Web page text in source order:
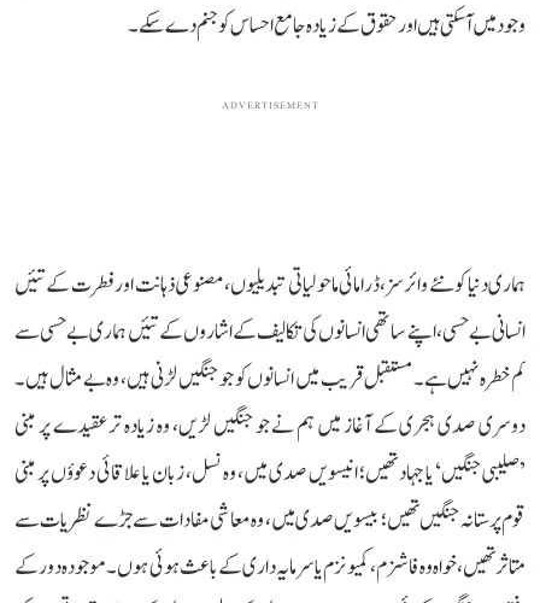
وجود میں آ سکتی ہیں اور حقوق کے زیادہ جامع احساس کو جنم دے سکے۔
ADVERTISEMENT
ہماری دنیا کو نئے وائرسز، ڈرامائی ماحولیاتی تبدیلیوں، مصنوعی ذہانت اور فطرت کے تئیں
انسانی بے حسی، اپنے ساتھی انسانوں کی تکالیف کے اشاروں کے تئیں ہماری بے حسی سے
کم خطرہ نہیں ہے۔ مستقبل قریب میں انسانوں کو جو جنگیں لڑنی ہیں، وہ بے مثال ہیں۔
دوسری صدی ہجری کے آغاز میں ہم نے جو جنگیں لڑیں، وہ زیادہ تر عقیدے پر مبنی
’صلیبی جنگیں‘ یا جہاد تھیں؛ انیسویں صدی میں، وہ نسل، زبان یا علاقائی دعوؤں پر مبنی
قوم پرستانہ جنگیں تھیں؛ بیسویں صدی میں، وہ معاشی مفادات سے جڑے نظریات سے
متاثر تھیں، خواہ وہ فاشزم، کمیونزم یا سرمایہ داری کے باعث ہوئی ہوں۔ موجودہ دور کے